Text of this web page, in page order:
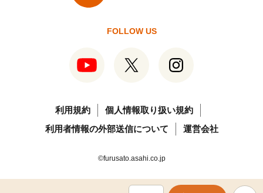
FOLLOW US
利用規約
個人情報取り扱い規約
利用者情報の外部送信について
運営会社
©furusato.asahi.co.jp